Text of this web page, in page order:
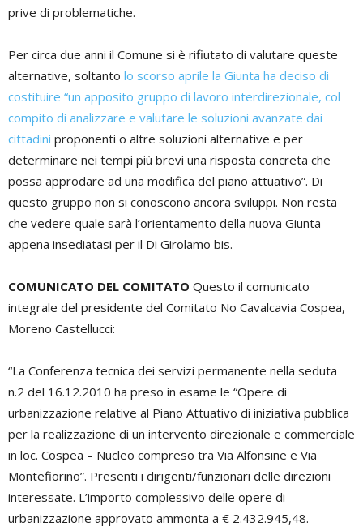
prive di problematiche.
Per circa due anni il Comune si è rifiutato di valutare queste
alternative, soltanto lo scorso aprile la Giunta ha deciso di
costituire “un apposito gruppo di lavoro interdirezionale, col
compito di analizzare e valutare le soluzioni avanzate dai
cittadini proponenti o altre soluzioni alternative e per
determinare nei tempi più brevi una risposta concreta che
possa approdare ad una modifica del piano attuativo”. Di
questo gruppo non si conoscono ancora sviluppi. Non resta
che vedere quale sarà l’orientamento della nuova Giunta
appena insediatasi per il Di Girolamo bis.
COMUNICATO DEL COMITATO Questo il comunicato
integrale del presidente del Comitato No Cavalcavia Cospea,
Moreno Castellucci:
“La Conferenza tecnica dei servizi permanente nella seduta
n.2 del 16.12.2010 ha preso in esame le “Opere di
urbanizzazione relative al Piano Attuativo di iniziativa pubblica
per la realizzazione di un intervento direzionale e commerciale
in loc. Cospea – Nucleo compreso tra Via Alfonsine e Via
Montefiorino”. Presenti i dirigenti/funzionari delle direzioni
interessate. L’importo complessivo delle opere di
urbanizzazione approvato ammonta a € 2.432.945,48.